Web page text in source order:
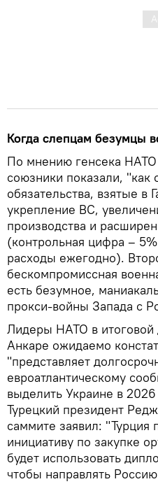
Когда слепцам безумцы
По мнению генсека
союзники показали, "как
обязательства, взятые в
укрепление ВС,
производства и
(контрольная цифра –
расходы ежегодно).
бескомпромиссная
есть безумное,
прокси-войны Запада с
Лидеры НАТО в итоговой
Анкаре ожидаемо
"представляет
евроатлантическому
выделить Украине в
Турецкий президент
саммите заявил: "Турция
инициативу по закупке
будет использовать
чтобы направлять